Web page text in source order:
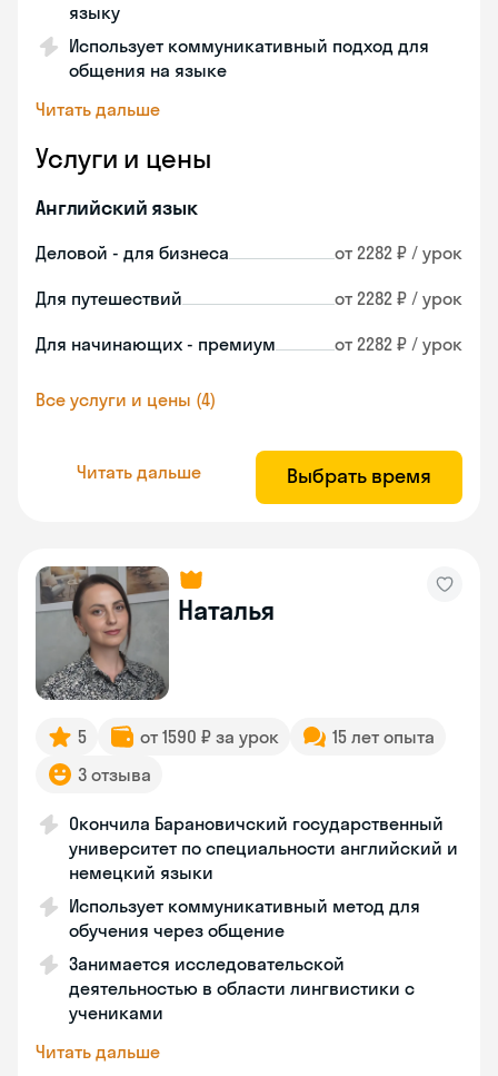
языку
Использует коммуникативный подход для
общения на языке
Читать дальше
Услуги и цены
Английский язык
Деловой - для бизнеса от 2282 ₽ / урок
Для путешествий от 2282 ₽ / урок
Для начинающих - премиум от 2282 ₽ / урок
Все услуги и цены (4)
Читать дальше Выбрать время
Наталья
5 от 1590 ₽ за урок
15 лет опыта
3 отзыва
Окончила Барановичский государственный
университет по специальности английский и
немецкий языки
Использует коммуникативный метод для
обучения через общение
Занимается исследовательской
деятельностью в области лингвистики с
учениками
Читать дальше